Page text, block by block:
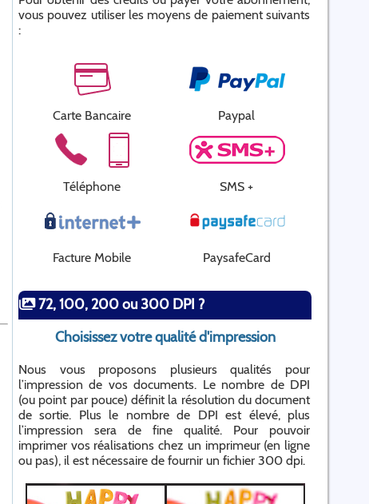
vous pouvez utiliser les moyens de paiement suivants
:
Carte Bancaire Paypal
Téléphone SMS +
Facture Mobile PaysafeCard
72, 100, 200 ou 300 DPI ?
Choisissez votre qualité d'impression
Nous vous proposons plusieurs qualités pour
l’impression de vos documents. Le nombre de DPI
(ou point par pouce) définit la résolution du document
de sortie. Plus le nombre de DPI est élevé, plus
l’impression sera de fine qualité. Pour pouvoir
imprimer vos réalisations chez un imprimeur (en ligne
ou pas), il est nécessaire de fournir un fichier 300 dpi.